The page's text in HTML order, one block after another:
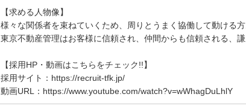
【求める人物像】
様々な関係者を束ねていくため、周りとうまく協働して動ける方
東京不動産管理はお客様に信頼され、仲間からも信頼される、
【採用HP・動画はこちらをチェック!!】
採用サイト：https://recruit-tfk.jp/
動画URL：https://www.youtube.com/watch?v=wWhagDuLhlY